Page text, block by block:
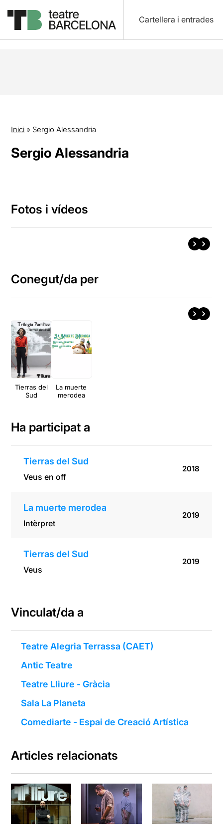
Cartellera i entrades
Inici » Sergio Alessandria
Sergio Alessandria
Fotos i vídeos
Conegut/da per
Tierras del
Sud
La muerte
merodea
Ha participat a
Tierras del Sud
Veus en off
2018
La muerte merodea
Intèrpret
2019
Tierras del Sud
Veus
2019
Vinculat/da a
Teatre Alegria Terrassa (CAET)
Antic Teatre
Teatre Lliure - Gràcia
Sala La Planeta
Comediarte - Espai de Creació Artística
Articles relacionats